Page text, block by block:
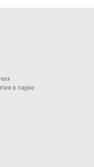
в парке